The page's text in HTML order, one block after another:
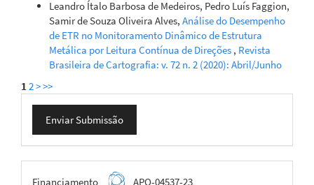
Leandro Ítalo Barbosa de Medeiros, Pedro Luís Faggion,
Samir de Souza Oliveira Alves, Análise do Desempenho
de ETR no Monitoramento Dinâmico de Estrutura
Metálica por Leitura Contínua de Direções , Revista
Brasileira de Cartografia: v. 72 n. 2 (2020): Abril/Junho
1 2>>>
Enviar
Submissão
Enviar Submissão
Financiamento APQ-04537-23